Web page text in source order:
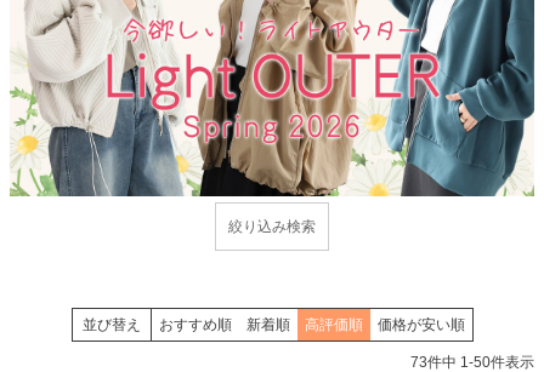
並び替え おすすめ順 新着順 高評価順 価格が安い順
73件中 1 -50件表示